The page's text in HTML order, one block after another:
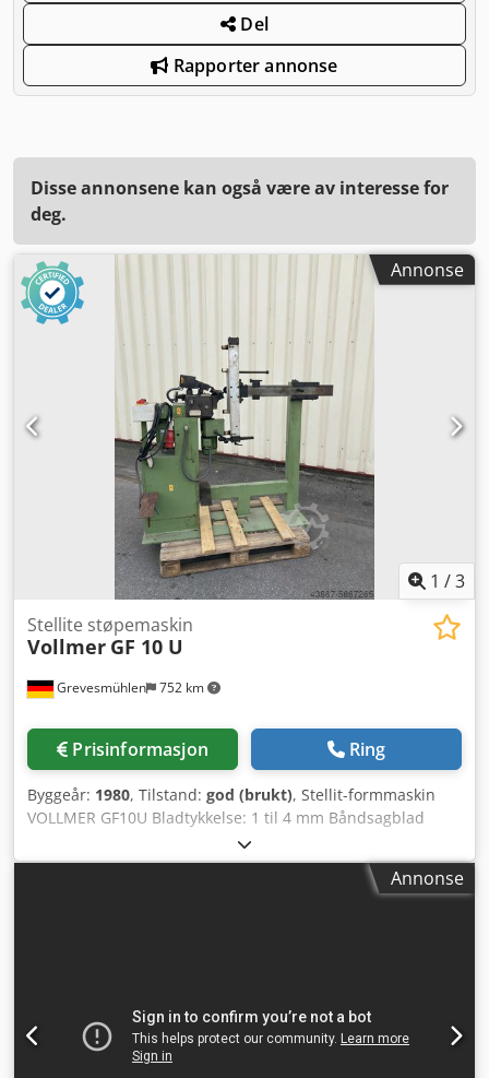
Del
Rapporter annonse
Disse annonsene kan også være av interesse for
deg.
Annonse
1 /3
Grevesmühlen 752 km
Stellite støpemaskin
Vollmer GF 10 U
Prisinformasjon Ring
Byggeår: 1980, Tilstand: god (brukt), Stellit-formmaskin
VOLLMER GF10U Bladtykkelse: 1 til 4 mm Båndsagblad
bredde: 60 til 420 mm Codogxb Ebjpfx Am Ejha
Sirkelsagblad: 300 til 1 200 mm Ø Elektrisk mateverk via
Annonse